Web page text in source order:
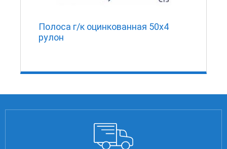
Полоса г/к оцинкованная 50х4
рулон